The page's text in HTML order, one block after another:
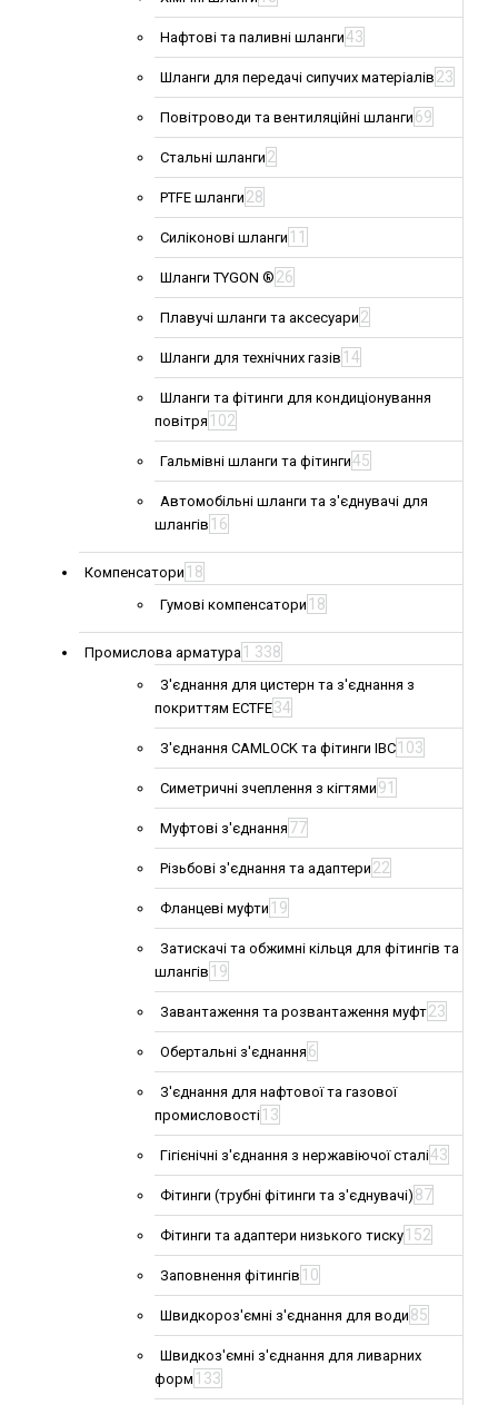
Нафтові та паливні шланги43
Шланги для передачі сипучих матеріалів 23
Повітроводи та вентиляційні шланги 69
Стальні шланги 2
PTFE шланги 28
Силіконові шланги 11
Шланги TYGON ® 26
Плавучі шланги та аксесуари 2
Шланги для технічних газів 14
Шланги та фітинги для кондиціонування
повітря 102
Гальмівні шланги та фітинги45
Автомобільні шланги та з'єднувачі для
шлангів 16
Компенсатори 18
Гумові компенсатори 18
Промислова арматура 1 338
З'єднання для цистерн та з'єднання з
покриттям ECTFE34
З'єднання CAMLOCK та фітинги IBC 103
Симетричні зчеплення з кігтями 91
Муфтові з'єднання 77
Різьбові з'єднання та адаптери 22
Фланцеві муфти 19
Затискачі та обжимні кільця для фітингів та
шлангів 19
Завантаження та розвантаження муфт23
Обертальні з'єднання 6
З'єднання для нафтової та газової
промисловості 13
Гігієнічні з'єднання з нержавіючої сталі43
Фітинги (трубні фітинги та з'єднувачі) 87
Фітинги та адаптери низького тиску 152
Заповнення фітингів 10
Швидкороз'ємні з'єднання для води 85
Швидкоз'ємні з'єднання для ливарних
форм 133